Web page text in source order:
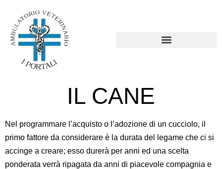
IL CANE
Nel programmare l’acquisto o l’adozione di un cucciolo, il
primo fattore da considerare è la durata del legame che ci si
accinge a creare; esso durerà per anni ed una scelta
ponderata verrà ripagata da anni di piacevole compagnia e